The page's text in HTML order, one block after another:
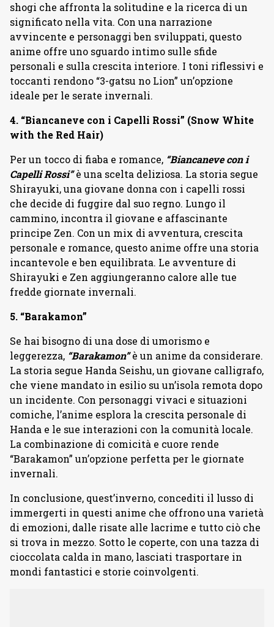
shogi che affronta la solitudine e la ricerca di un
significato nella vita. Con una narrazione
avvincente e personaggi ben sviluppati, questo
anime offre uno sguardo intimo sulle sfide
personali e sulla crescita interiore. I toni riflessivi e
toccanti rendono “3-gatsu no Lion” un’opzione
ideale per le serate invernali.
4. “Biancaneve con i Capelli Rossi” (Snow White
with the Red Hair)
Per un tocco di fiaba e romance, “Biancaneve con i
Capelli Rossi”è una scelta deliziosa. La storia segue
Shirayuki, una giovane donna con i capelli rossi
che decide di fuggire dal suo regno. Lungo il
cammino, incontra il giovane e affascinante
principe Zen. Con un mix di avventura, crescita
personale e romance, questo anime offre una storia
incantevole e ben equilibrata. Le avventure di
Shirayuki e Zen aggiungeranno calore alle tue
fredde giornate invernali.
5. “Barakamon”
Se hai bisogno di una dose di umorismo e
leggerezza, “Barakamon”è un anime da considerare.
La storia segue Handa Seishu, un giovane calligrafo,
che viene mandato in esilio su un’isola remota dopo
un incidente. Con personaggi vivaci e situazioni
comiche, l’anime esplora la crescita personale di
Handa e le sue interazioni con la comunità locale.
La combinazione di comicità e cuore rende
“Barakamon” un’opzione perfetta per le giornate
invernali.
In conclusione, quest’inverno, concediti il lusso di
immergerti in questi anime che offrono una varietà
di emozioni, dalle risate alle lacrime e tutto ciò che
si trova in mezzo. Sotto le coperte, con una tazza di
cioccolata calda in mano, lasciati trasportare in
mondi fantastici e storie coinvolgenti.